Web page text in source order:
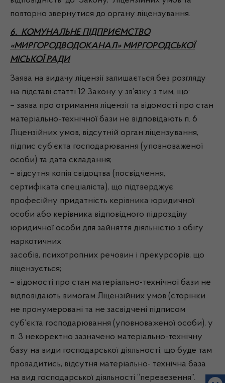
повторно звернутися до органу ліцензування.
6. КОМУНАЛЬНЕ ПІДПРИЄМСТВО
«МИРГОРОДВОДОКАНАЛ» МИРГОРОДСЬКОЇ
МІСЬКОЇ РАДИ
Заява на видачу ліцензії залишається без розгляду
на підставі статті 12 Закону у зв’язку з тим, що:
– заява про отримання ліцензії та відомості про стан
матеріально-технічної бази не відповідають п. 6
Ліцензійних умов, відсутній орган ліцензування,
підпис суб’єкта господарювання (уповноваженої
особи) та дата складання;
– відсутня копія свідоцтва (посвідчення,
сертифіката спеціаліста), що підтверджує
професійну придатність керівника юридичної
особи або керівника відповідного підрозділу
юридичної особи для зайняття діяльністю з обігу
наркотичних
засобів, психотропних речовин і прекурсорів, що
ліцензується;
– відомості про стан матеріально-технічної бази не
відповідають вимогам Ліцензійних умов (сторінки
не пронумеровані та не засвідчені підписом
суб’єкта господарювання (уповноваженої особи), у
п. 3 некоректно зазначено матеріально-технічну
базу на види господарської діяльності, що буде там
провадитись, відсутня матеріально- технічна база
на вид господарської діяльності “перевезення”.